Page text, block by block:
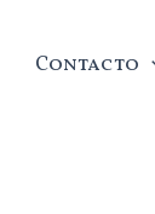
Contacto